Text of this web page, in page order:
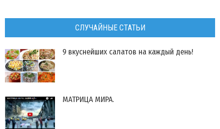
СЛУЧАЙНЫЕ СТАТЬИ
9 вкуснейших салатов на каждый день!
МАТРИЦА МИРА.